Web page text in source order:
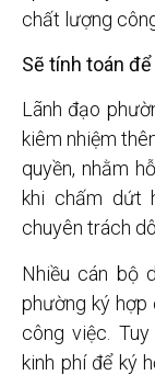
chất lượng
Sẽ tính toán
Lãnh đạo
kiêm nhiệm
quyền, nhằm
khi chấm dứt
chuyên trách
Nhiều cán bộ
phường ký
công việc.
kinh phí để ký